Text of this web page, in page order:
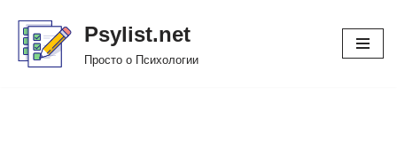
Перейти
Psylist.net
Просто о Психологии